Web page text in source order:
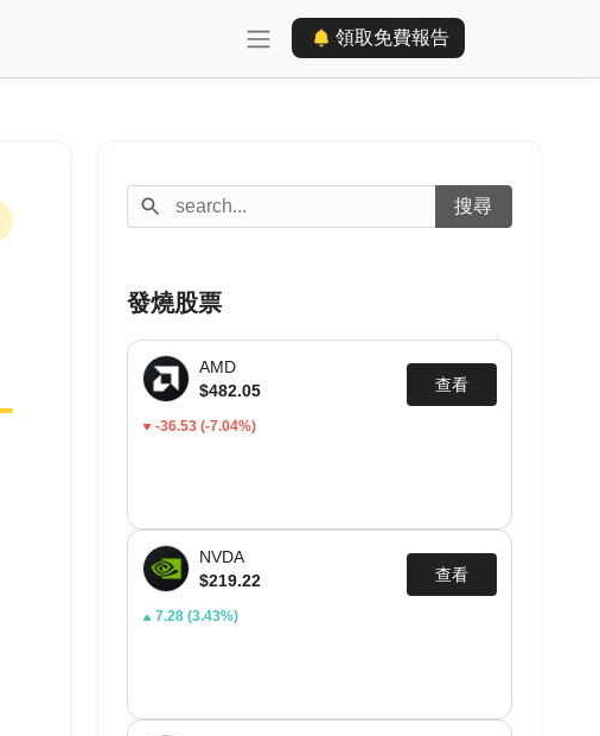
領取免費報告
發燒股票
AMD
$482.05
查看
-36.53 (-7.04%)
NVDA
$219.22
查看
7.28 (3.43%)